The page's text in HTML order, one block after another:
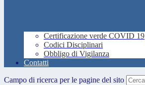
Certificazione verde COVID 19
Codici Disciplinari
Obbligo di Vigilanza
Contatti
Campo di ricerca per le pagine del sito